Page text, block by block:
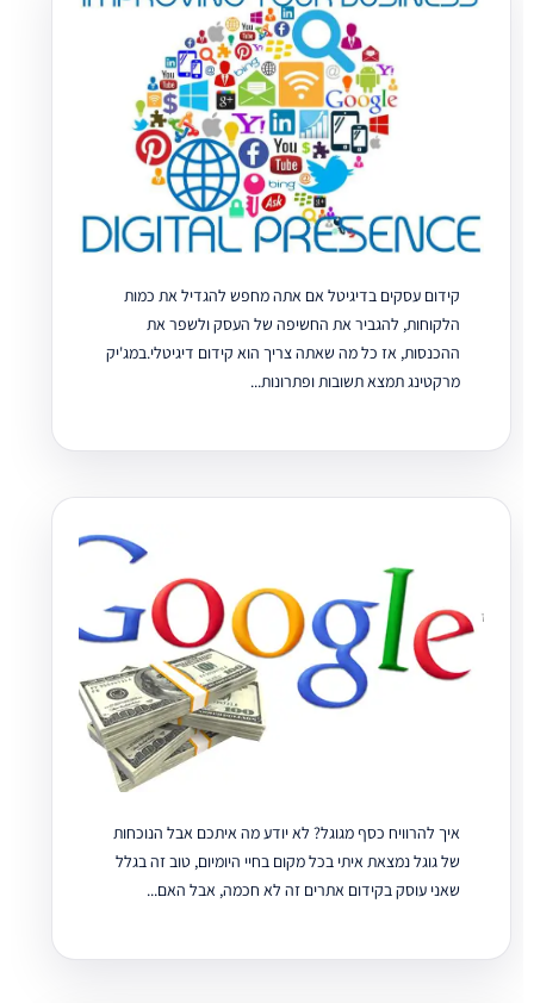
קידום עסקים בדיגיטל אם אתה מחפש להגדיל את כמות
הלקוחות, להגביר את החשיפה של העסק ולשפר את
ההכנסות, אז כל מה שאתה צריך הוא קידום דיגיטלי.במג'יק
מרקטינג תמצא תשובות ופתרונות...
איך להרוויח כסף מגוגל? לא יודע מה איתכם אבל הנוכחות
של גוגל נמצאת איתי בכל מקום בחיי היומיום, טוב זה בגלל
שאני עוסק בקידום אתרים זה לא חכמה, אבל האם...